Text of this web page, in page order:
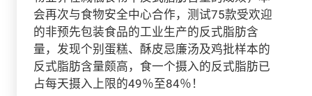
会再次与食物安全中心合作，测试75款受欢迎
的非预先包装食品的工业生产的反式脂肪含
量，发现个别蛋糕、酥皮忌廉汤及鸡批样本的
反式脂肪含量颇高，食一个摄入的反式脂肪已
占每天摄入上限的49％至84％！